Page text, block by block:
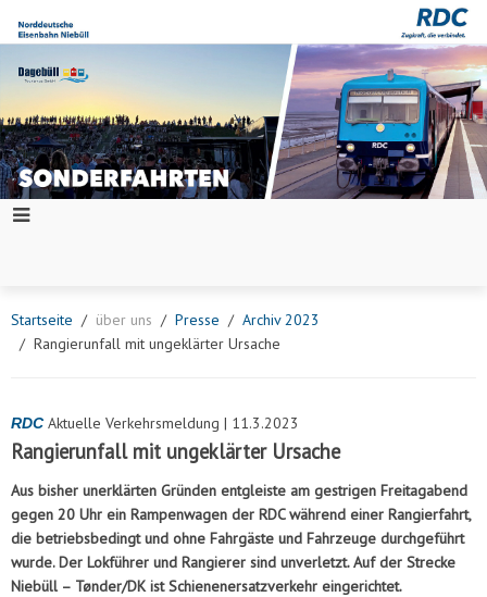
Startseite über uns Presse
Archiv 2023
Rangierunfall mit ungeklärter Ursache
RDC Aktuelle Verkehrsmeldung | 11.3.2023
Rangierunfall mit ungeklärter Ursache
Aus bisher unerklärten Gründen entgleiste am gestrigen Freitagabend
gegen 20 Uhr ein Rampenwagen der RDC während einer Rangierfahrt,
die betriebsbedingt und ohne Fahrgäste und Fahrzeuge durchgeführt
wurde. Der Lokführer und Rangierer sind unverletzt. Auf der Strecke
Niebüll – Tønder/DK ist Schienenersatzverkehr eingerichtet.